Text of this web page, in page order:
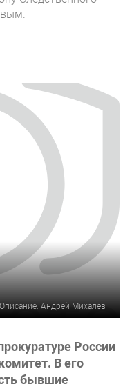
Описание: Андрей Михалев
России
В его
бывшие